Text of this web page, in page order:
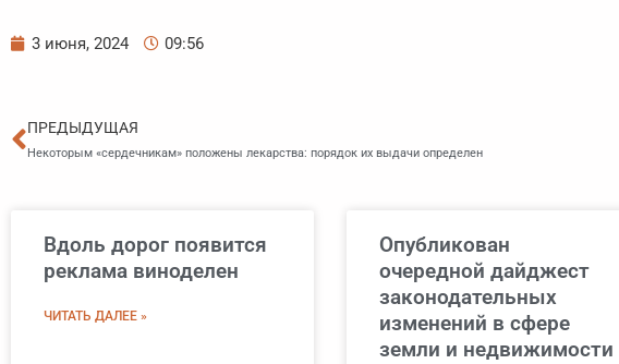
3 июня, 2024 09:56
Пред
ПРЕДЫДУЩАЯ
Некоторым «сердечникам» положены лекарства: порядок их выдачи определен
Вдоль дорог появится
реклама виноделен
ЧИТАТЬ ДАЛЕЕ »
Опубликован
очередной дайджест
законодательных
изменений в сфере
земли и недвижимости